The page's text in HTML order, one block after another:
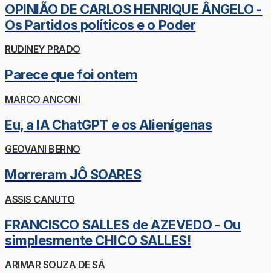
OPINIÃO DE CARLOS HENRIQUE ÂNGELO -
Os Partidos políticos e o Poder
RUDINEY PRADO
Parece que foi ontem
MARCO ANCONI
Eu, a IA ChatGPT e os Alienígenas
GEOVANI BERNO
Morreram JÔ SOARES
ASSIS CANUTO
FRANCISCO SALLES de AZEVEDO - Ou
simplesmente CHICO SALLES!
ARIMAR SOUZA DE SÁ